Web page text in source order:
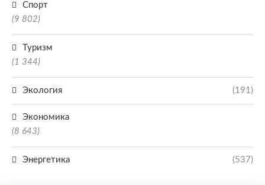
Спорт
(9 802)
Туризм
(1 344)
Экология (191)
Экономика
(8 643)
Энергетика (537)